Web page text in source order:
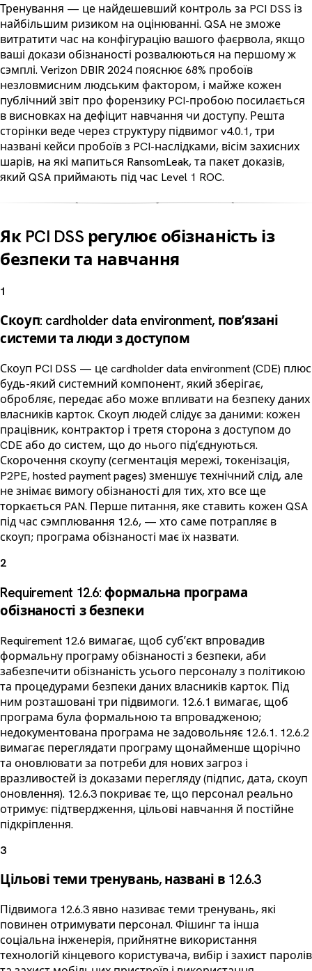
Тренування — це найдешевший контроль за PCI DSS із
найбільшим ризиком на оцінюванні. QSA не зможе
витратити час на конфігурацію вашого фаєрвола, якщо
ваші докази обізнаності розвалюються на першому ж
сэмплі. Verizon DBIR 2024 пояснює 68% пробоїв
незловмисним людським фактором, і майже кожен
публічний звіт про форензику PCI-пробою посилається
в висновках на дефіцит навчання чи доступу. Решта
сторінки веде через структуру підвимог v4.0.1, три
названі кейси пробоїв з PCI-наслідками, вісім захисних
шарів, на які мапиться RansomLeak, та пакет доказів,
який QSA приймають під час Level 1 ROC.
Як PCI DSS регулює обізнаність із
безпеки та навчання
1
Скоуп: cardholder data environment, повʼязані
системи та люди з доступом
Скоуп PCI DSS — це cardholder data environment (CDE) плюс
будь-який системний компонент, який зберігає,
обробляє, передає або може впливати на безпеку даних
власників карток. Скоуп людей слідує за даними: кожен
працівник, контрактор і третя сторона з доступом до
CDE або до систем, що до нього підʼєднуються.
Скорочення скоупу (сегментація мережі, токенізація,
P2PE, hosted payment pages) зменшує технічний слід, але
не знімає вимогу обізнаності для тих, хто все ще
торкається PAN. Перше питання, яке ставить кожен QSA
під час сэмплювання 12.6, — хто саме потрапляє в
скоуп; програма обізнаності має їх назвати.
2
Requirement 12.6: формальна програма
обізнаності з безпеки
Requirement 12.6 вимагає, щоб субʼєкт впровадив
формальну програму обізнаності з безпеки, аби
забезпечити обізнаність усього персоналу з політикою
та процедурами безпеки даних власників карток. Під
ним розташовані три підвимоги. 12.6.1 вимагає, щоб
програма була формальною та впровадженою;
недокументована програма не задовольняє 12.6.1. 12.6.2
вимагає переглядати програму щонайменше щорічно
та оновлювати за потреби для нових загроз і
вразливостей із доказами перегляду (підпис, дата, скоуп
оновлення). 12.6.3 покриває те, що персонал реально
отримує: підтвердження, цільові навчання й постійне
підкріплення.
3
Цільові теми тренувань, названі в 12.6.3
Підвимога 12.6.3 явно називає теми тренувань, які
повинен отримувати персонал. Фішинг та інша
соціальна інженерія, прийнятне використання
технологій кінцевого користувача, вибір і захист паролів